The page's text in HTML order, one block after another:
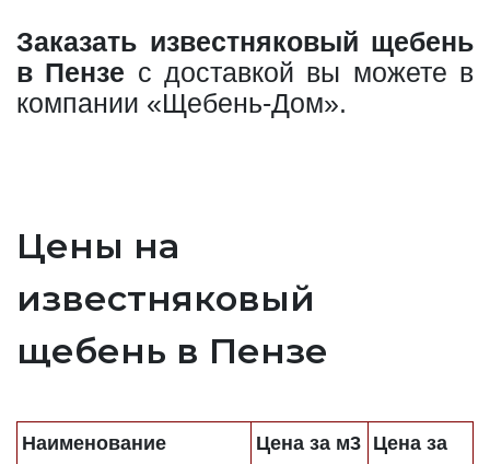
Заказать известняковый щебень
в Пензе с доставкой вы можете в
компании «Щебень-Дом».
Цены на
известняковый
щебень в Пензе
Наименование
Цена за м3 Цена за